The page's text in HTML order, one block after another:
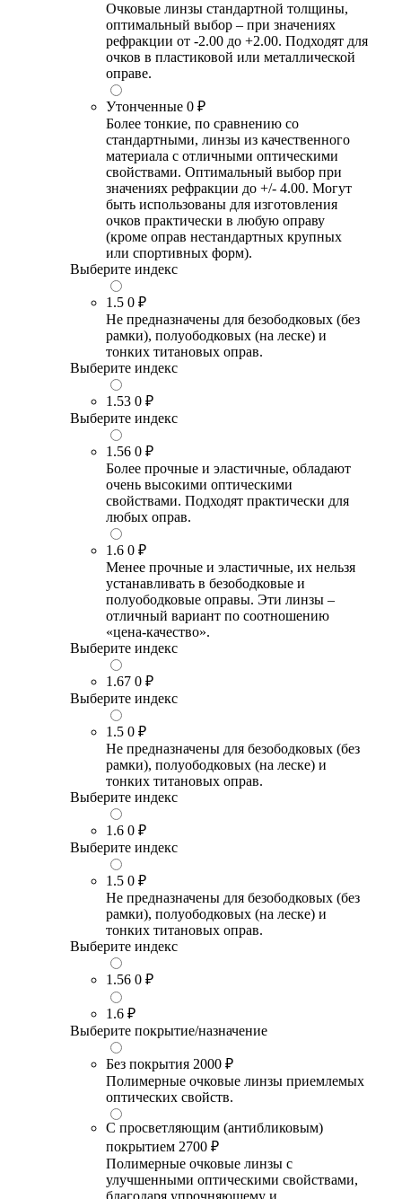
Очковые линзы стандартной толщины,
оптимальный выбор – при значениях
рефракции от -2.00 до +2.00. Подходят для
очков в пластиковой или металлической
оправе.
Утонченные 0 ₽
Более тонкие, по сравнению со
стандартными, линзы из качественного
материала с отличными оптическими
свойствами. Оптимальный выбор при
значениях рефракции до +/- 4.00. Могут
быть использованы для изготовления
очков практически в любую оправу
(кроме оправ нестандартных крупных
или спортивных форм).
Выберите индекс
1.5 0 ₽
Не предназначены для безободковых (без
рамки), полуободковых (на леске) и
тонких титановых оправ.
Выберите индекс
1.53 0 ₽
Выберите индекс
1.56 0 ₽
Более прочные и эластичные, обладают
очень высокими оптическими
свойствами. Подходят практически для
любых оправ.
1.6 0 ₽
Менее прочные и эластичные, их нельзя
устанавливать в безободковые и
полуободковые оправы. Эти линзы –
отличный вариант по соотношению
«цена-качество».
Выберите индекс
1.67 0 ₽
Выберите индекс
1.5 0 ₽
Не предназначены для безободковых (без
рамки), полуободковых (на леске) и
тонких титановых оправ.
Выберите индекс
1.6 0 ₽
Выберите индекс
1.5 0 ₽
Не предназначены для безободковых (без
рамки), полуободковых (на леске) и
тонких титановых оправ.
Выберите индекс
1.56 0 ₽
1.6 ₽
Выберите покрытие/назначение
Без покрытия 2000 ₽
Полимерные очковые линзы приемлемых
оптических свойств.
С просветляющим (антибликовым)
покрытием 2700 ₽
Полимерные очковые линзы с
улучшенными оптическими свойствами,
благодаря упрочняющему и